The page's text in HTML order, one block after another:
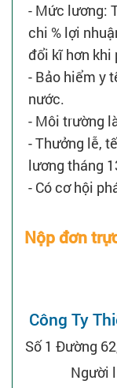
- Mức lương:
chi % lợi
đổi kĩ hơn khi
- Bảo hiểm y
nước.
- Môi trường
- Thưởng lễ,
lương tháng
- Có cơ hội
Nộp đơn
Công Ty
Số 1 Đường
Người